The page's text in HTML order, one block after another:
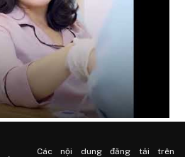
Các nội dung đăng tải trên